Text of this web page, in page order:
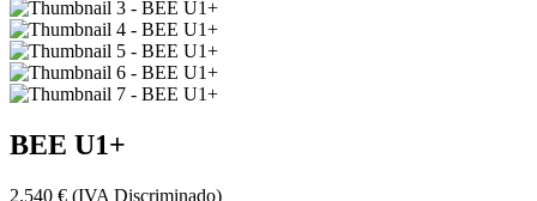
BEE U1+
2.540 € (IVA Discriminado)